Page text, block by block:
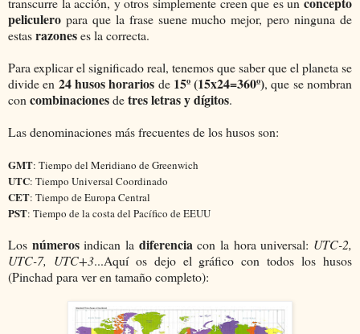
peliculero para que la frase suene mucho mejor, pero ninguna de
estasrazoneses la correcta.
Para explicar el significado real, tenemos que saber que el planeta se
divide en 24 husos horarios de 15º (15x24=360º), que se nombran
con combinacionesdetres letras y dígitos.
Las denominaciones más frecuentes de los husos son:
GMT: Tiempo del Meridiano de Greenwich
UTC: Tiempo Universal Coordinado
CET: Tiempo de Europa Central
PST: Tiempo de la costa del Pacífico de EEUU
Los númerosindican la diferenciacon la hora universal: UTC-2,
UTC-7, UTC+3...Aquí os dejo el gráfico con todos los husos
(Pinchad para ver en tamaño completo):